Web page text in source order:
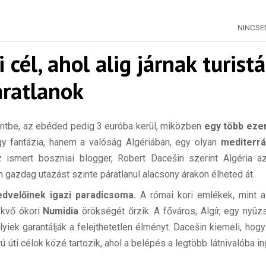
ahol alig járnak
az ebéded pedig 3 euróba kerül, miközben egy több
fantázia, hanem a valóság Algériában, egy olyan
boszniai blogger, Robert Dacešin szerint Algéria
utazást szinte páratlanul alacsony árakon élheted át.
igazi paradicsoma. A római kori emlékek, mint
ókori Numidia örökségét őrzik. A főváros, Algír, egy
garantálják a felejthetetlen élményt. Dacešin kiemeli,
úti célok közé tartozik, ahol a belépés a legtöbb látnivalóba